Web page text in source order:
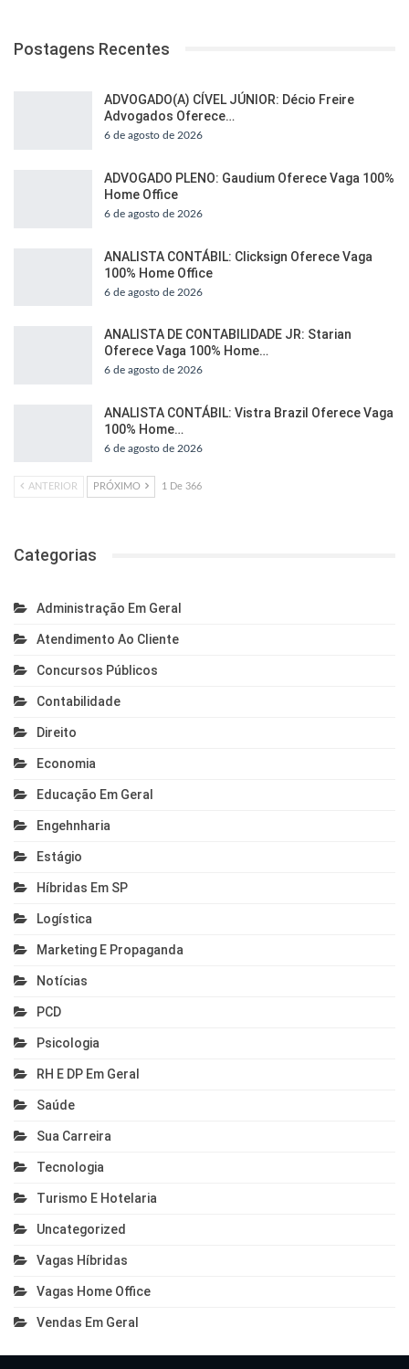
Postagens Recentes
ADVOGADO(A) CÍVEL JÚNIOR: Décio Freire
Advogados Oferece…
6 de agosto de 2026
ADVOGADO PLENO: Gaudium Oferece Vaga 100%
Home Office
6 de agosto de 2026
ANALISTA CONTÁBIL: Clicksign Oferece Vaga
100% Home Office
6 de agosto de 2026
ANALISTA DE CONTABILIDADE JR: Starian
Oferece Vaga 100% Home…
6 de agosto de 2026
ANALISTA CONTÁBIL: Vistra Brazil Oferece Vaga
100% Home…
6 de agosto de 2026
ANTERIOR PRÓXIMO 1 De 366
Categorias
Administração Em Geral
Atendimento Ao Cliente
Concursos Públicos
Contabilidade
Direito
Economia
Educação Em Geral
Engehnharia
Estágio
Híbridas Em SP
Logística
Marketing E Propaganda
Notícias
PCD
Psicologia
RH E DP Em Geral
Saúde
Sua Carreira
Tecnologia
Turismo E Hotelaria
Uncategorized
Vagas Híbridas
Vagas Home Office
Vendas Em Geral